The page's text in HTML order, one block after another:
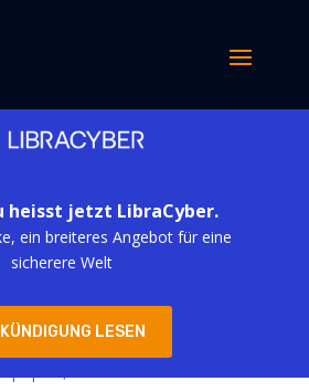
heisst jetzt LibraCyber.
ein breiteres Angebot für eine
sicherere Welt
LESEN
europäische Gesetzgebung
(Teil 2)